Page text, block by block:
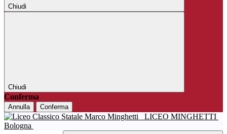
Chiudi
Chiudi
Conferma
Annulla Conferma
LICEO MINGHETTI
Bologna